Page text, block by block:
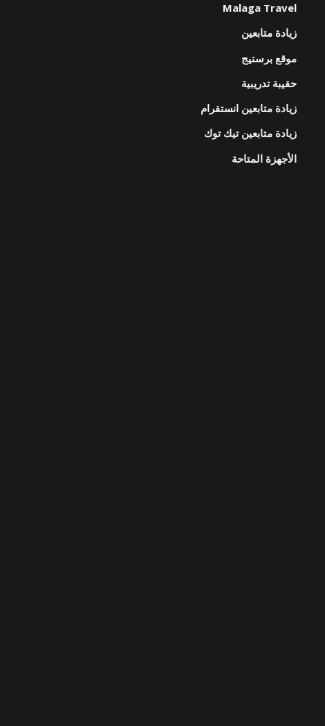
Malaga Travel
زيادة متابعين
موقع برستيج
حقيبة تدريبية
زيادة متابعين انستقرام
زيادة متابعين تيك توك
الأجهزة المتاحة